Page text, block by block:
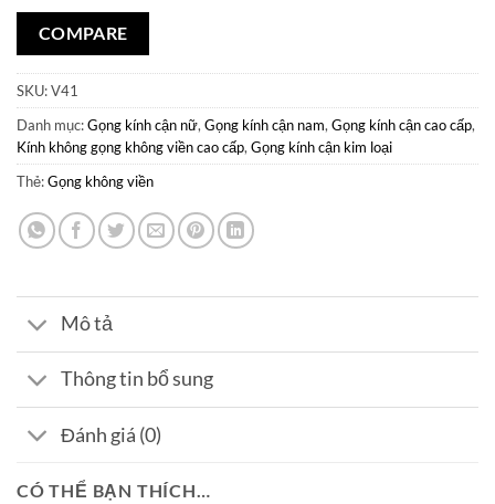
COMPARE
SKU:V41
Danh mục:Gọng kính cận nữ, Gọng kính cận nam, Gọng kính cận cao cấp,
Kính không gọng không viền cao cấp, Gọng kính cận kim loại
Thẻ:Gọng không viền
Mô tả
Thông tin bổ sung
Đánh giá (0)
CÓ THỂ BẠN THÍCH…